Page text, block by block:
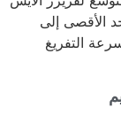
الأقصى إلى
التفريغ